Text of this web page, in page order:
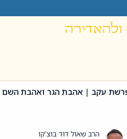
ולהאדירה
עקב | אהבת הגר ואהבת השם
הרב שאול דוד בוצ'קו